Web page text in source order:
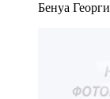
Бенуа